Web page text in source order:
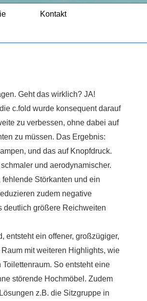
Kontakt
Geht das wirklich? JA!
c.fold wurde konsequent darauf
zu verbessen, ohne dabei auf
zu müssen. Das Ergebnis:
und das auf Knopfdruck.
und aerodynamischer.
Störkanten und ein
zudem negative
deutlich größere Reichweiten
entsteht ein offener, großzügiger,
Raum mit weiteren Highlights, wie
Toilettenraum. So entsteht eine
störende Hochmöbel. Zudem
z.B. die Sitzgruppe in